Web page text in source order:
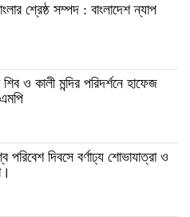
শ্রেষ্ঠ সম্পদ : বাংলাদেশ ন্যাপ
ও কালী মন্দির পরিদর্শনে হাফেজ
পরিবেশ দিবসে বর্ণাঢ্য শোভাযাত্রা ও